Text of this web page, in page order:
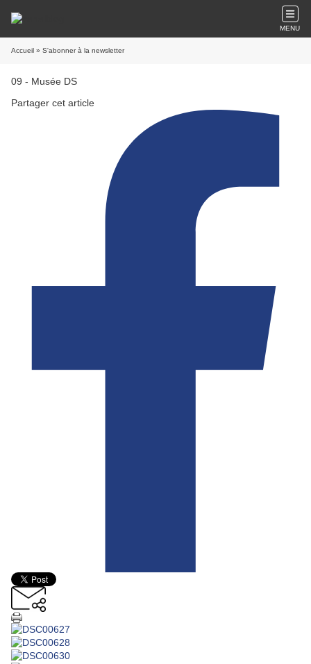
MENU
Accueil » S'abonner à la newsletter
09 - Musée DS
Partager cet article